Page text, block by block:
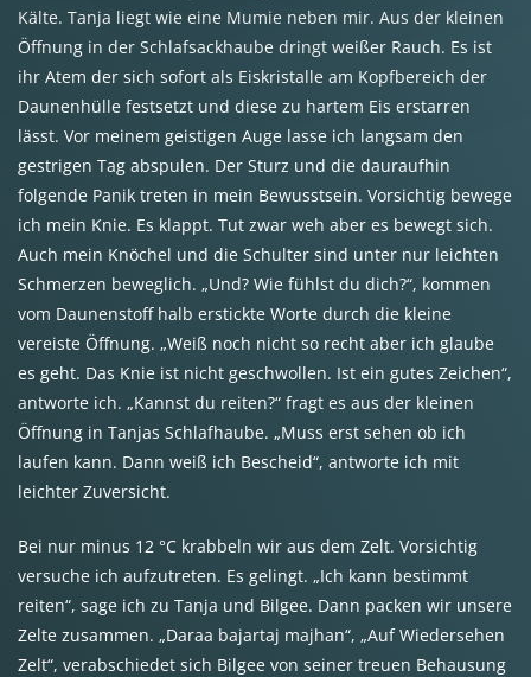
Kälte. Tanja liegt wie eine Mumie neben mir. Aus der kleinen
Öffnung in der Schlafsackhaube dringt weißer Rauch. Es ist
ihr Atem der sich sofort als Eiskristalle am Kopfbereich der
Daunenhülle festsetzt und diese zu hartem Eis erstarren
lässt. Vor meinem geistigen Auge lasse ich langsam den
gestrigen Tag abspulen. Der Sturz und die dauraufhin
folgende Panik treten in mein Bewusstsein. Vorsichtig bewege
ich mein Knie. Es klappt. Tut zwar weh aber es bewegt sich.
Auch mein Knöchel und die Schulter sind unter nur leichten
Schmerzen beweglich. „Und? Wie fühlst du dich?“, kommen
vom Daunenstoff halb erstickte Worte durch die kleine
vereiste Öffnung. „Weiß noch nicht so recht aber ich glaube
es geht. Das Knie ist nicht geschwollen. Ist ein gutes Zeichen“,
antworte ich. „Kannst du reiten?“ fragt es aus der kleinen
Öffnung in Tanjas Schlafhaube. „Muss erst sehen ob ich
laufen kann. Dann weiß ich Bescheid“, antworte ich mit
leichter Zuversicht.
Bei nur minus 12 °C krabbeln wir aus dem Zelt. Vorsichtig
versuche ich aufzutreten. Es gelingt. „Ich kann bestimmt
reiten“, sage ich zu Tanja und Bilgee. Dann packen wir unsere
Zelte zusammen. „Daraa bajartaj majhan“, „Auf Wiedersehen
Zelt“, verabschiedet sich Bilgee von seiner treuen Behausung